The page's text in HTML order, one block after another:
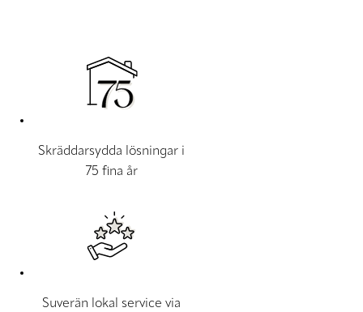
Skräddarsydda lösningar i
75 fina år
Suverän lokal service via